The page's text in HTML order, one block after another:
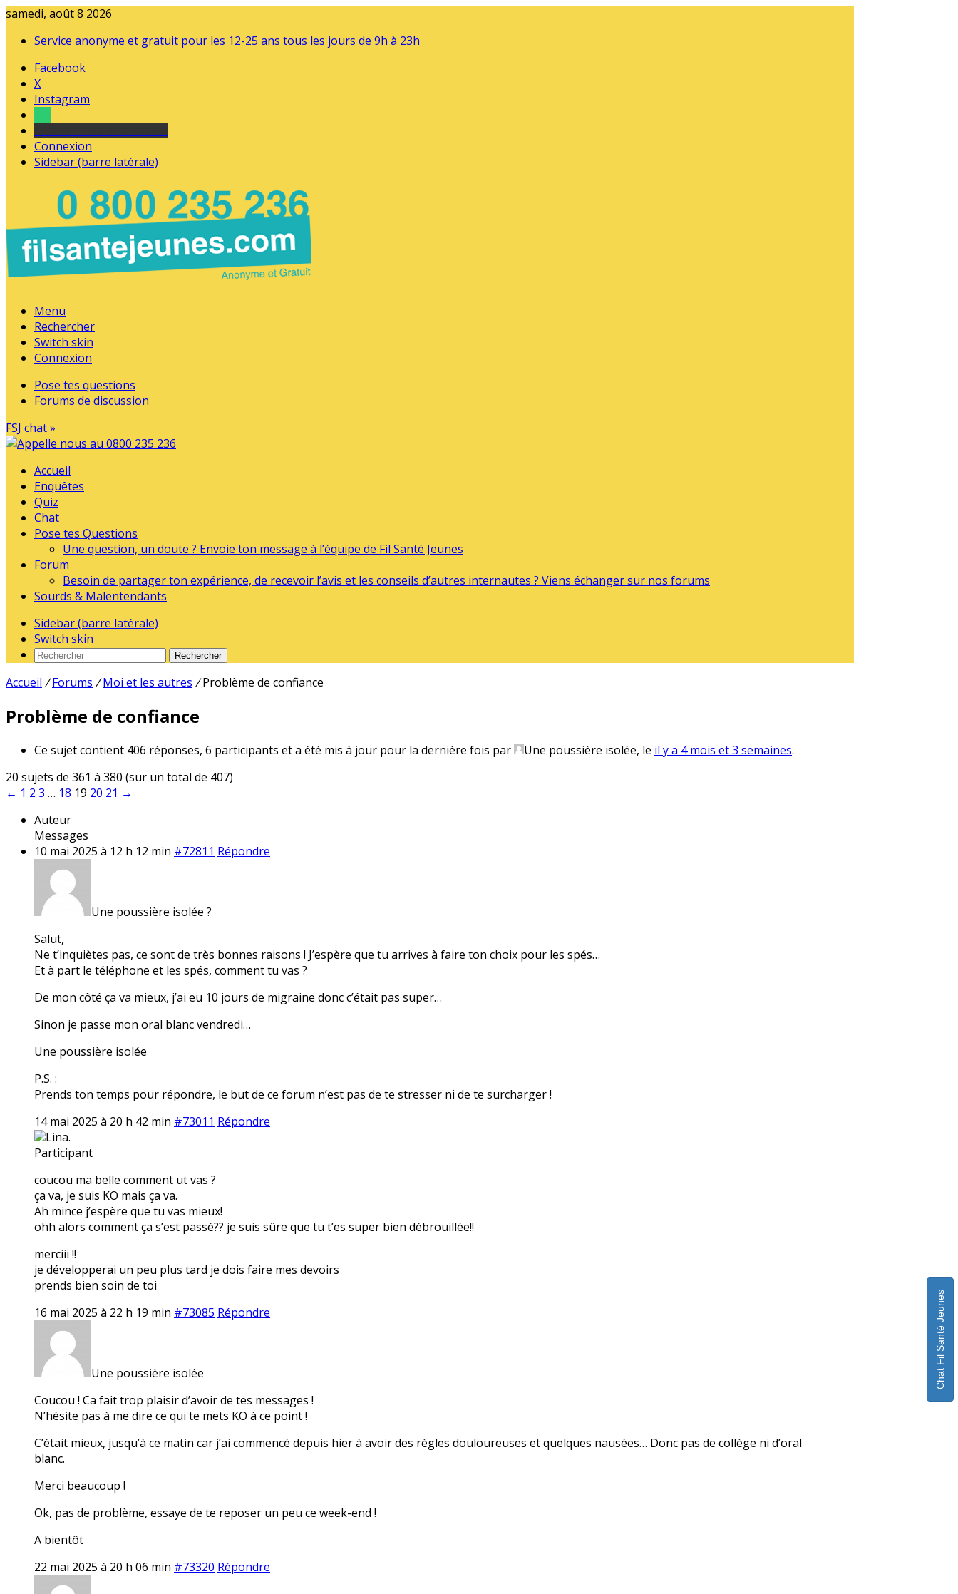
samedi, août 8 2026
Service anonyme et gratuit pour les 12-25 ans tous les jours de 9h à 23h
Facebook
X
Instagram
Connexion
Sidebar (barre latérale)
Menu
Rechercher
Switch skin
Connexion
Pose tes questions
Forums de discussion
FSJ chat »
Accueil
Enquêtes
Quiz
Chat
Pose tes Questions
Une question, un doute ? Envoie ton message à l’équipe de Fil Santé Jeunes
Forum
Besoin de partager ton expérience, de recevoir l’avis et les conseils d’autres internautes ? Viens échanger sur nos forums
Sourds & Malentendants
Sidebar (barre latérale)
Switch skin
Rechercher
Accueil / Forums / Moi et les autres / Problème de confiance
Problème de confiance
Ce sujet contient 406 réponses, 6 participants et a été mis à jour pour la dernière fois par Une poussière isolée, le il y a 4 mois et 3 semaines.
20 sujets de 361 à 380 (sur un total de 407)
← 1 2 3 … 18 19 20 21 →
Auteur
Messages
10 mai 2025 à 12 h 12 min #72811 Répondre
Une poussière isolée ?
Salut,
Ne t’inquiètes pas, ce sont de très bonnes raisons ! J’espère que tu arrives à faire ton choix pour les spés…
Et à part le téléphone et les spés, comment tu vas ?
De mon côté ça va mieux, j’ai eu 10 jours de migraine donc c’était pas super…
Sinon je passe mon oral blanc vendredi…
Une poussière isolée
P.S. :
Prends ton temps pour répondre, le but de ce forum n’est pas de te stresser ni de te surcharger !
14 mai 2025 à 20 h 42 min #73011 Répondre
Lina.
Participant
coucou ma belle comment ut vas ?
ça va, je suis KO mais ça va.
Ah mince j’espère que tu vas mieux!
ohh alors comment ça s’est passé?? je suis sûre que tu t’es super bien débrouillée!!
merciii !!
je développerai un peu plus tard je dois faire mes devoirs
prends bien soin de toi
16 mai 2025 à 22 h 19 min #73085 Répondre
Une poussière isolée
Coucou ! Ca fait trop plaisir d’avoir de tes messages !
N’hésite pas à me dire ce qui te mets KO à ce point !
C’était mieux, jusqu’à ce matin car j’ai commencé depuis hier à avoir des règles douloureuses et quelques nausées… Donc pas de collège ni d’oral
blanc.
Merci beaucoup !
Ok, pas de problème, essaye de te reposer un peu ce week-end !
A bientôt
22 mai 2025 à 20 h 06 min #73320 Répondre
Chat Fil Santé Jeunes